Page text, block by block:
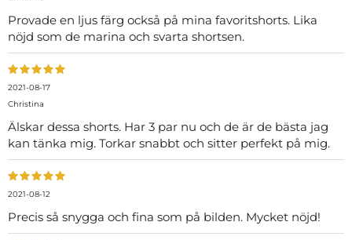
Provade en ljus färg också på mina favoritshorts. Lika
nöjd som de marina och svarta shortsen.
2021-08-17
Christina
Älskar dessa shorts. Har 3 par nu och de är de bästa jag
kan tänka mig. Torkar snabbt och sitter perfekt på mig.
2021-08-12
Precis så snygga och fina som på bilden. Mycket nöjd!